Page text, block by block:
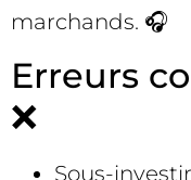
marchands. 🎧
Erreurs
❌
Sous-